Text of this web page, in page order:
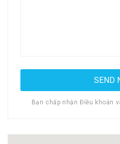
Bạn chấp nhận Điều khoản